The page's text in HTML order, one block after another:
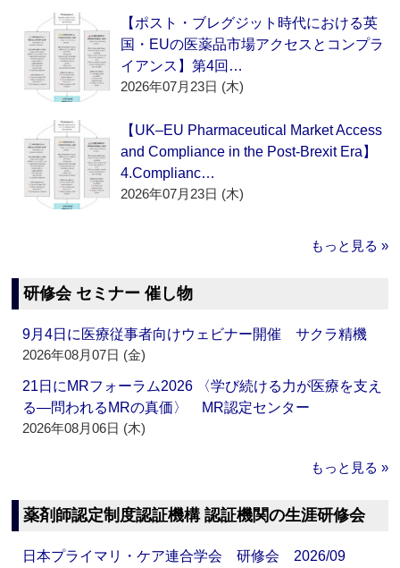
【ポスト・ブレグジット時代における英
国・EUの医薬品市場アクセスとコンプラ
イアンス】第4回…
2026年07月23日 (木)
【UK–EU Pharmaceutical Market Access
and Compliance in the Post-Brexit Era】
4.Complianc…
2026年07月23日 (木)
もっと見る »
研修会 セミナー 催し物
9月4日に医療従事者向けウェビナー開催 サクラ精機
2026年08月07日 (金)
21日にMRフォーラム2026 〈学び続ける力が医療を支え
る―問われるMRの真価〉 MR認定センター
2026年08月06日 (木)
もっと見る »
薬剤師認定制度認証機構 認証機関の生涯研修会
日本プライマリ・ケア連合学会 研修会 2026/09